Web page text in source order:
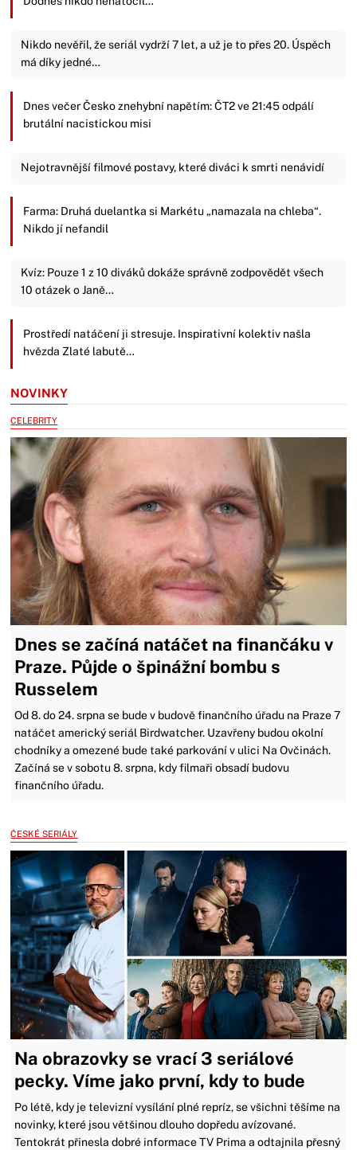
Nikdo nevěřil, že seriál vydrží 7 let, a už je to přes 20. Úspěch
má díky jedné…
Dnes večer Česko znehybní napětím: ČT2 ve 21:45 odpálí
brutální nacistickou misi
Nejotravnější filmové postavy, které diváci k smrti nenávidí
Farma: Druhá duelantka si Markétu „namazala na chleba“.
Nikdo jí nefandil
Kvíz: Pouze 1 z 10 diváků dokáže správně zodpovědět všech
10 otázek o Janě…
Prostředí natáčení ji stresuje. Inspirativní kolektiv našla
hvězda Zlaté labutě…
NOVINKY
CELEBRITY
Dnes se začíná natáčet na finančáku v
Praze. Půjde o špinážní bombu s
Russelem
Od 8. do 24. srpna se bude v budově finančního úřadu na Praze 7
natáčet americký seriál Birdwatcher. Uzavřeny budou okolní
chodníky a omezené bude také parkování v ulici Na Ovčinách.
Začíná se v sobotu 8. srpna, kdy filmaři obsadí budovu
finančního úřadu.
ČESKÉ SERIÁLY
Na obrazovky se vrací 3 seriálové
pecky. Víme jako první, kdy to bude
Po létě, kdy je televizní vysílání plné repríz, se všichni těšíme na
novinky, které jsou většinou dlouho dopředu avízované.
Tentokrát přinesla dobré informace TV Prima a odtajnila přesný